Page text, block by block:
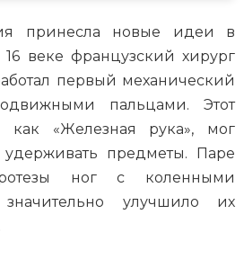
принесла новые идеи в
веке французский хирург
первый механический
пальцами. Этот
как «Железная рука», мог
предметы. Паре
ног с коленными
улучшило их